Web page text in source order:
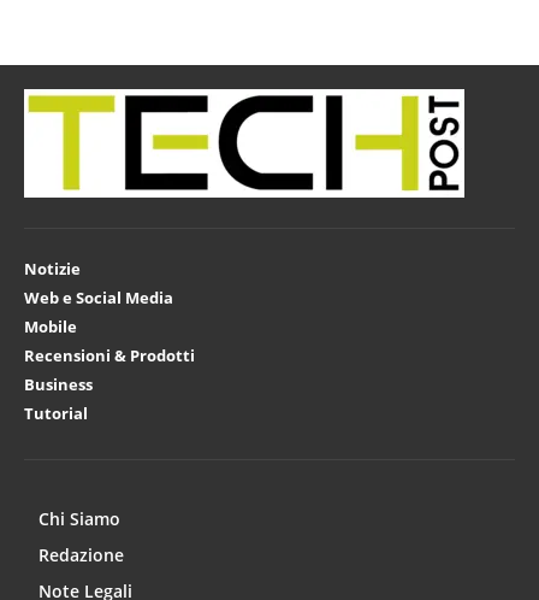
Notizie
Web e Social Media
Mobile
Recensioni & Prodotti
Business
Tutorial
Chi Siamo
Redazione
Note Legali